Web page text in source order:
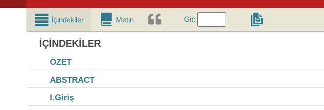
İçindekiler Metin Git:
İÇINDEKILER
ÖZET
ABSTRACT
I.Giriş